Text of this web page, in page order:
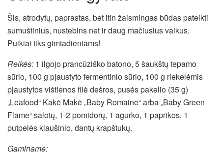
Šis, atrodytų, paprastas, bet itin žaismingas būdas pateikti
sumuštinius, nustebins net ir daug mačiusius vaikus.
Puikiai tiks gimtadieniams!
Reikės: 1 ilgojo prancūziško batono, 5 šaukštų tepamo
sūrio, 100 g pjaustyto fermentinio sūrio, 100 g riekelėmis
pjaustytos vištienos filė dešros, pusės pakelio (35 g)
„Leafood“ Kakė Makė „Baby Romaine“ arba „Baby Green
Flame“ salotų, 1-2 pomidorų, 1 agurko, 1 paprikos, 1
putpelės kiaušinio, dantų krapštukų.
Gaminame: